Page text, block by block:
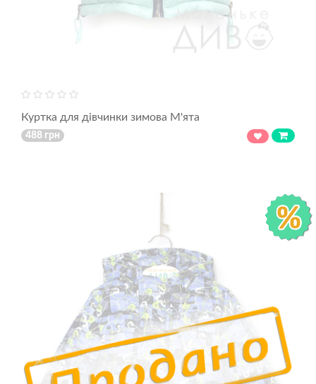
Куртка для дівчинки зимова М'ята
488 грн